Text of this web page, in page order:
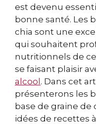
est devenu
bonne santé. Les
chia sont une
qui souhaitent
nutritionnels de
se faisant plaisir
alcool. Dans cet
présenterons les
base de graine de
idées de recettes